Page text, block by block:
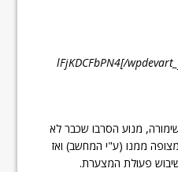
מנוע הסרבו שכבר לא
ממנו (ע"י המחשב) ואז
פעולת המצערת.